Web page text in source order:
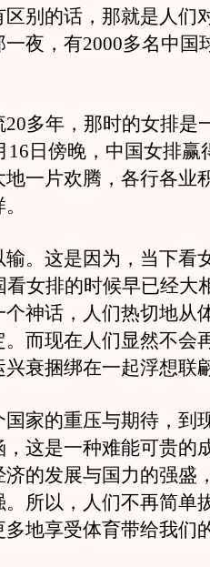
别的话，那就是人们
夜，有2000多名中国
多年，那时的女排是
16日傍晚，中国女排赢
一片欢腾，各行各业
这是因为，当下看
看女排的时候早已经大
神话，人们热切地从
而现在人们显然不会
兴衰捆绑在一起浮想联
的重压与期待，到
这是一种难能可贵的
的发展与国力的强盛
所以，人们不再简单
地享受体育带给我们